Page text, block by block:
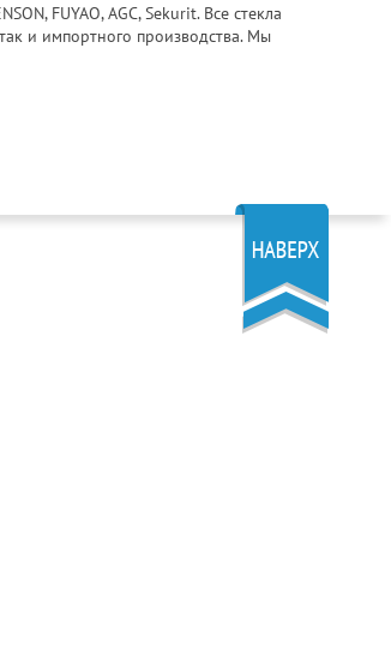
FUYAO, AGC, Sekurit. Все стекла
и импортного производства. Мы